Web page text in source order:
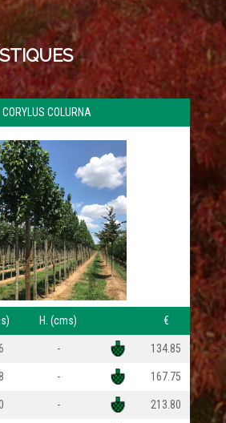
CORYLUS COLURNA
ZR:5b
H. (cms) €
- 134.85
- 167.75
- 213.80